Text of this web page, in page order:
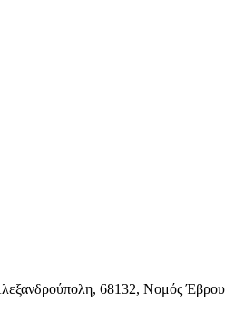
68132, Νομός Έβρου